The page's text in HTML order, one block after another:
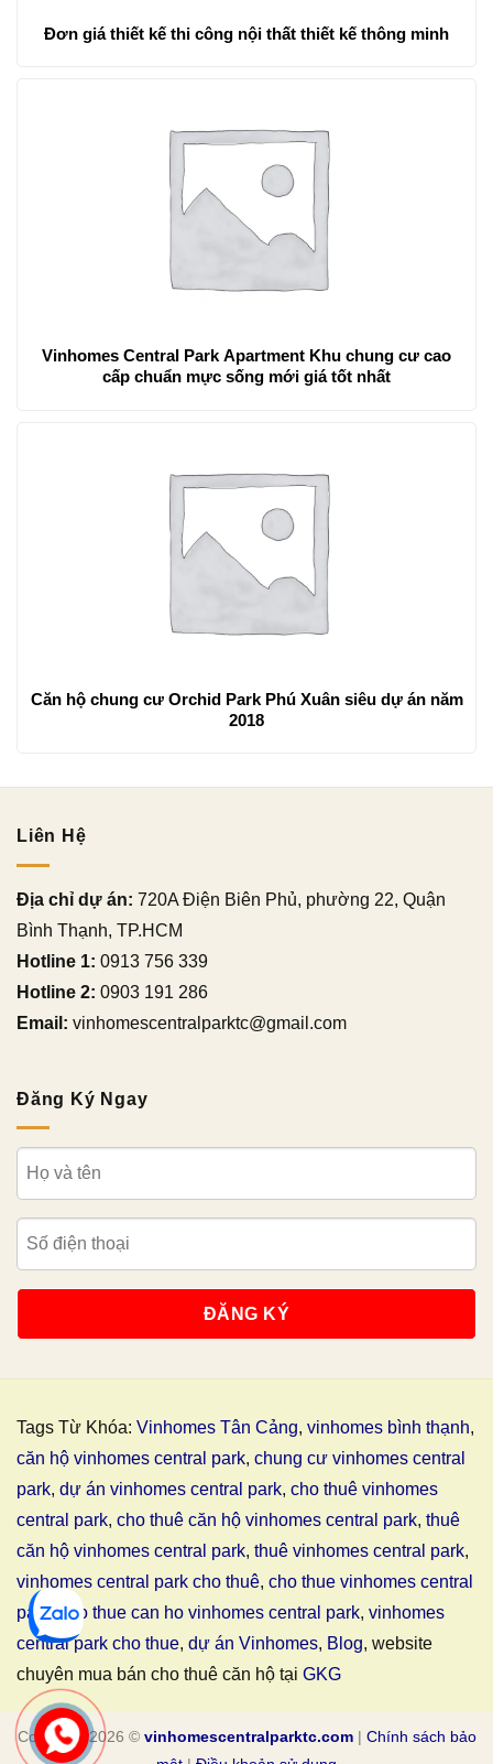
Đơn giá thiết kế thi công nội thất thiết kế thông minh
Vinhomes Central Park Apartment Khu chung cư cao
cấp chuẩn mực sống mới giá tốt nhất
Căn hộ chung cư Orchid Park Phú Xuân siêu dự án năm
2018
Liên Hệ
Địa chỉ dự án: 720A Điện Biên Phủ, phường 22, Quận
Bình Thạnh, TP.HCM
Hotline 1: 0913 756 339
Hotline 2: 0903 191 286
Email: vinhomescentralparktc@gmail.com
Đăng Ký Ngay
Tags Từ Khóa: Vinhomes Tân Cảng, vinhomes bình thạnh,
căn hộ vinhomes central park, chung cư vinhomes central
park, dự án vinhomes central park, cho thuê vinhomes
central park, cho thuê căn hộ vinhomes central park, thuê
căn hộ vinhomes central park, thuê vinhomes central park,
vinhomes central park cho thuê, cho thue vinhomes central
park,cho thue can ho vinhomes central park, vinhomes
central park cho thue, dự án Vinhomes, Blog, website
chuyên mua bán cho thuê căn hộ tại GKG
Copyright 2026 © vinhomescentralparktc.com| Chính sách bảo